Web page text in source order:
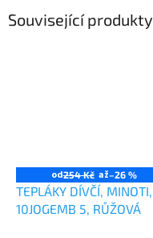
Související produkty
od254 Kč až–26 %
TEPLÁKY DÍVČÍ, MINOTI,
10JOGEMB 5, RŮŽOVÁ